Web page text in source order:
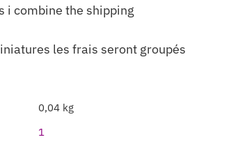
i combine the shipping
les frais seront groupés
0,04 kg
1